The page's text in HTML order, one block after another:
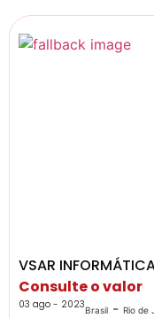
VSAR
Consulte o valor
03 ago - 2023Brasil - Rio de